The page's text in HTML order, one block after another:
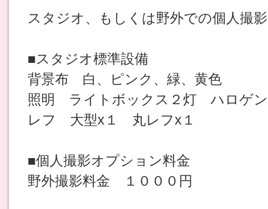
スタジオ、もしくは野外での個人撮
■スタジオ標準設備
背景布 白、ピンク、緑、黄色
照明 ライトボックス２灯 ハロゲ
レフ 大型x１ 丸レフx１
■個人撮影オプション料金
野外撮影料金 １０００円